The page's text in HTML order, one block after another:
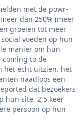
met de powr-
dan 250% (meer
groeien tot meer
voeden op hun
manier om hun
coming to de
het echt uitzien. het
naadloos een
dat bezoekers
hun site, 2,5 keer
persoon op hun